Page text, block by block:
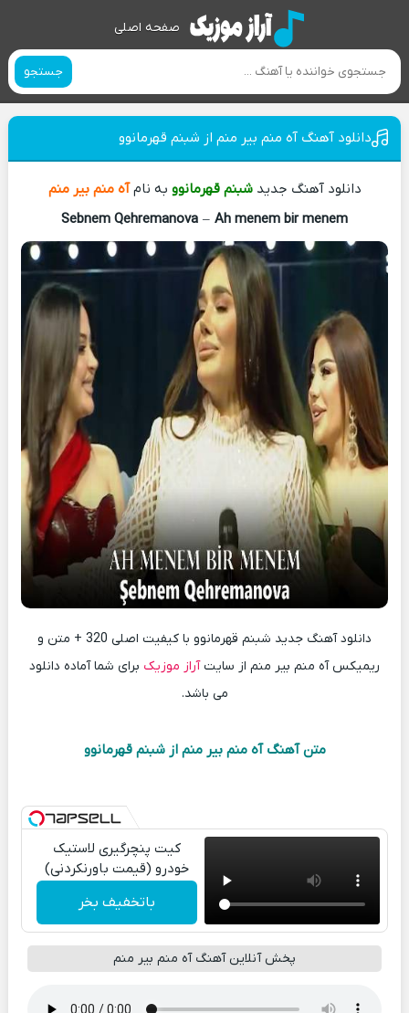
صفحه اصلی
جستجو
دانلود آهنگ آه منم بیر منم از شبنم قهرمانوو
دانلود آهنگ جدیدشبنم قهرمانوو به نامآه منم بیر منم
Sebnem Qehremanova – Ah menem bir menem
دانلود آهنگ جدید شبنم قهرمانوو با کیفیت اصلی 320 + متن و
ریمیکس آه منم بیر منم از سایتآراز موزیک برای شما آماده دانلود
می باشد.
متن آهنگ آه منم بیر منم از شبنم قهرمانوو
کیت پنچرگیری لاستیک
خودرو (قیمت باورنکردنی)
باتخفیف بخر
پخش آنلاین آهنگ آه منم بیر منم